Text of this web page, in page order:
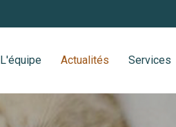
L'équipe Actualités Services